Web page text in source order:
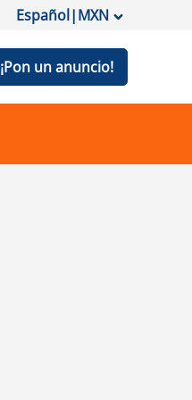
Español|MXN
¡Pon un anuncio!